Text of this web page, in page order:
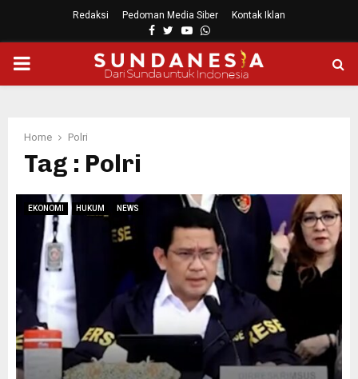
Redaksi Pedoman Media Siber Kontak Iklan
Facebook
TwitterYoutubeWhatsapp
PRIMARY
Home Polri
Tag : Polri
EKONOMI HUKUM NEWS